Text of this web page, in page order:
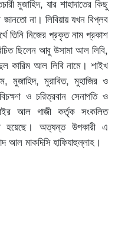
মুজাহিদ, যার শাহাদাতের কিছু
জানতো না। লিবিয়ায় যখন বিপ্লব
তিনি নিজের প্রকৃত নাম প্রকাশ
ছিলেন আবু উসামা আল লিবি,
কারিম আল লিবি নামে। শাইখ
মুজাহিদ, মুরাবিত, মুহাজির ও
ও চরিত্রবান সেনাপতি ও
আল গাজী কর্তৃক সংকলিত
হয়েছে। অত্যন্ত উপকারী এ
আল মাকদিসি হাফিযাহুল্লাহ।